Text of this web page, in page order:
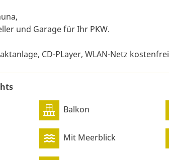
und Garage für Ihr PKW.
CD-PLayer, WLAN-Netz kostenfrei
Balkon
Mit Meerblick